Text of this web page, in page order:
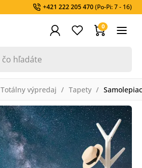
+421 222 205 470(Po-Pi: 7 - 16)
0
Totálny výpredaj Tapety